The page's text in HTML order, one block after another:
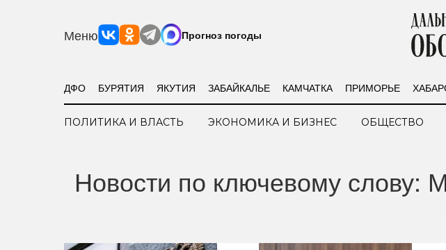
Меню Прогноз погоды
ДФО БУРЯТИЯ ЯКУТИЯ ЗАБАЙКАЛЬЕ КАМЧАТКА ПРИМОРЬЕ
ПОЛИТИКА И ВЛАСТЬ ЭКОНОМИКА И БИЗНЕС ОБЩЕСТВО
Новости по ключевому слову: